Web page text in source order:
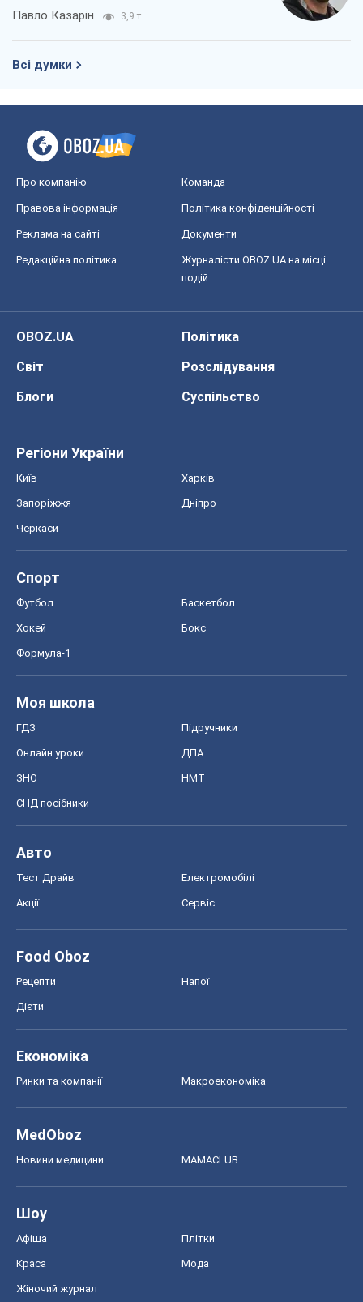
Павло Казарін 3,9 т.
Всі думки
Про компанію Команда
Правова інформація Політика конфіденційності
Реклама на сайті Документи
Редакційна політика
Журналісти OBOZ.UA на місці
подій
OBOZ.UA
Політика
Світ
Розслідування
Блоги
Суспільство
Регіони України
Київ Харків
Запоріжжя Дніпро
Черкаси
Спорт
Футбол Баскетбол
Хокей Бокс
Формула-1
Моя школа
ГДЗ Підручники
Онлайн уроки ДПА
ЗНО НМТ
СНД посібники
Авто
Тест Драйв Електромобілі
Акції Сервіс
Food Oboz
Рецепти Напої
Дієти
Економіка
Ринки та компанії Макроекономіка
MedOboz
Новини медицини MAMACLUB
Шоу
Афіша Плітки
Краса Мода
Жіночий журнал